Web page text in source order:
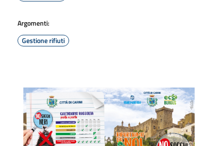
Argomenti:
Gestione rifiuti